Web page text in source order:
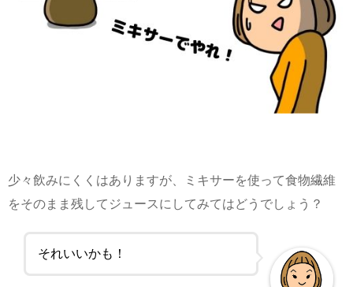
少々飲みにくくはありますが、ミキサーを使って食物繊維
をそのまま残してジュースにしてみてはどうでしょう？
それいいかも！